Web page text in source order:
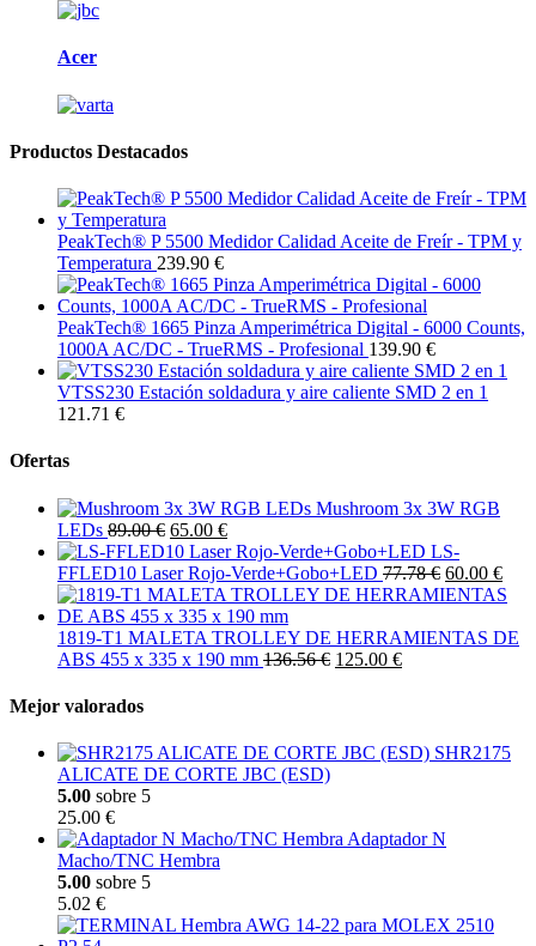
Acer
Productos Destacados
PeakTech® P 5500 Medidor Calidad Aceite de Freír - TPM y
Temperatura 239.90 €
PeakTech® 1665 Pinza Amperimétrica Digital - 6000 Counts,
1000A AC/DC - TrueRMS - Profesional 139.90 €
VTSS230 Estación soldadura y aire caliente SMD 2 en 1
121.71 €
Ofertas
Mushroom 3x 3W RGB
LEDs 89.00 € 65.00 €
LS-
FFLED10 Laser Rojo-Verde+Gobo+LED 77.78 € 60.00 €
1819-T1 MALETA TROLLEY DE HERRAMIENTAS DE
ABS 455 x 335 x 190 mm 136.56 € 125.00 €
Mejor valorados
SHR2175
ALICATE DE CORTE JBC (ESD)
5.00 sobre 5
25.00 €
Adaptador N
Macho/TNC Hembra
5.00 sobre 5
5.02 €